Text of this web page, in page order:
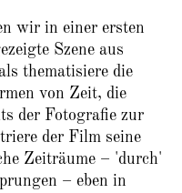
wir in einer ersten
Szene aus
thematisiere die
von Zeit, die
der Fotografie zur
der Film seine
Zeiträume – 'durch'
– eben in